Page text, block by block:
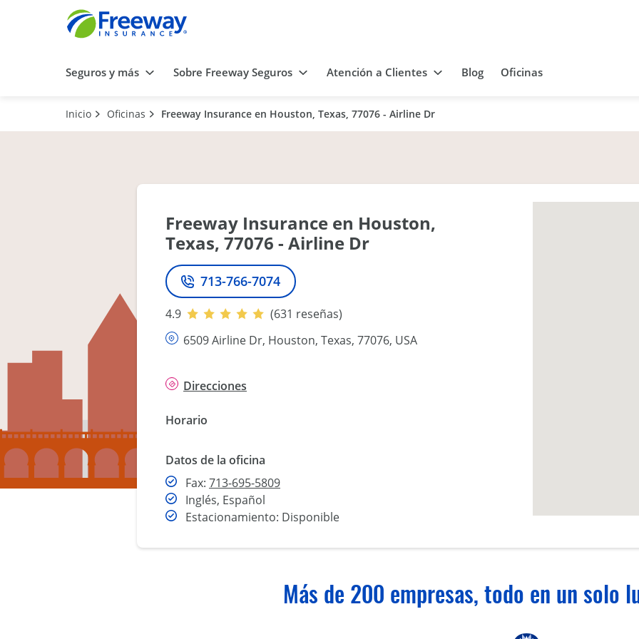
Seguros y más Sobre Freeway Seguros Atención a Clientes Blog Oficinas
Inicio Oficinas Freeway Insurance en Houston, Texas, 77076 - Airline Dr
Freeway Insurance en Houston,
Texas, 77076 - Airline Dr
Teléfono
713-766-7074
4.9
(631 reseñas)
6509 Airline Dr, Houston, Texas, 77076, USA
Direcciones
Horario
Datos de la oficina
Fax: 713-695-5809Fax
Inglés, Español
Estacionamiento: Disponible
Más de 200 empresas, todo en un solo